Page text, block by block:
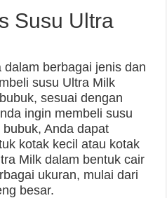
Susu Ultra
berbagai jenis dan
susu Ultra Milk
sesuai dengan
ingin membeli susu
Anda dapat
kotak kecil atau kotak
Milk dalam bentuk cair
ukuran, mulai dari
besar.